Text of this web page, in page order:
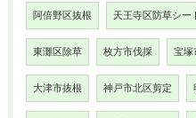
阿倍野区抜根 天王寺区防草シー
東灘区除草 枚方市伐採 宝塚
大津市抜根 神戸市北区剪定